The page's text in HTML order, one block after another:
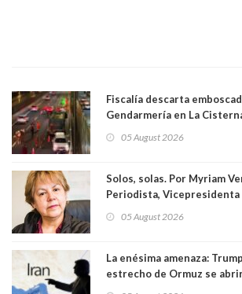
Fiscalía descarta
Gendarmería en La
05 August 2026
Solos, solas. Por Myriam
Periodista, Vicepresidenta
05 August 2026
La enésima amenaza:
estrecho de Ormuz se